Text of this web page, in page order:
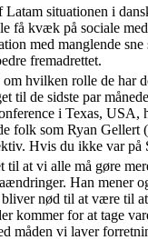
situationen i
få kvæk på sociale
med manglende
fremadrettet.
hvilken rolle de har
til de sidste par
i Texas, USA,
folk som Ryan Gellert
Hvis du ikke var
at vi alle må gøre
Han mener
nød til at være til
kommer for at tage
måden vi laver